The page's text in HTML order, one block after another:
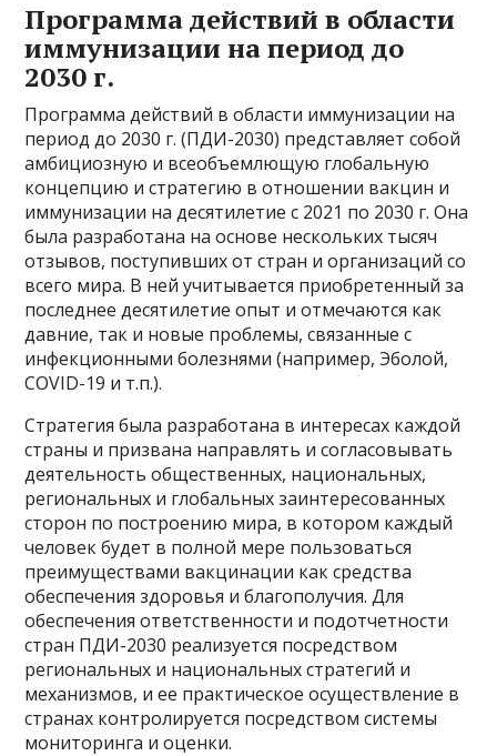
Программа действий в области
иммунизации на период до
2030 г.
Программа действий в области иммунизации на
период до 2030 г. (ПДИ-2030) представляет собой
амбициозную и всеобъемлющую глобальную
концепцию и стратегию в отношении вакцин и
иммунизации на десятилетие с 2021 по 2030 г. Она
была разработана на основе нескольких тысяч
отзывов, поступивших от стран и организаций со
всего мира. В ней учитывается приобретенный за
последнее десятилетие опыт и отмечаются как
давние, так и новые проблемы, связанные с
инфекционными болезнями (например, Эболой,
COVID-19 и т.п.).
Стратегия была разработана в интересах каждой
страны и призвана направлять и согласовывать
деятельность общественных, национальных,
региональных и глобальных заинтересованных
сторон по построению мира, в котором каждый
человек будет в полной мере пользоваться
преимуществами вакцинации как средства
обеспечения здоровья и благополучия. Для
обеспечения ответственности и подотчетности
стран ПДИ-2030 реализуется посредством
региональных и национальных стратегий и
механизмов, и ее практическое осуществление в
странах контролируется посредством системы
мониторинга и оценки.